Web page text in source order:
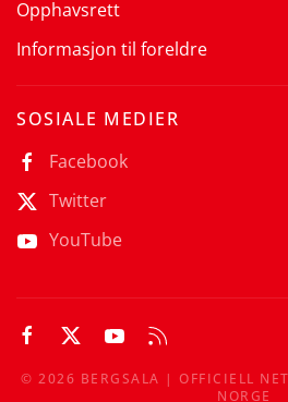
Opphavsrett
Informasjon til foreldre
SOSIALE MEDIER
Facebook
Twitter
YouTube
©2026 BERGSALA | OFFICIELL
NORGE